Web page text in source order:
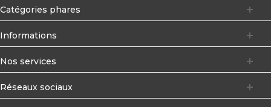
Catégories phares
Informations
Nos services
Réseaux sociaux